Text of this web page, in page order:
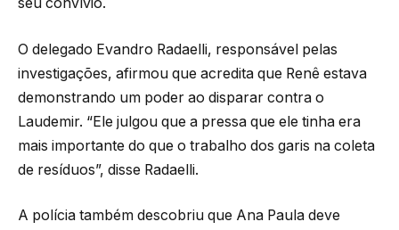
O delegado Evandro Radaelli, responsável pelas
investigações, afirmou que acredita que Renê estava
demonstrando um poder ao disparar contra o
Laudemir. “Ele julgou que a pressa que ele tinha era
mais importante do que o trabalho dos garis na coleta
de resíduos”, disse Radaelli.
A polícia também descobriu que Ana Paula deve